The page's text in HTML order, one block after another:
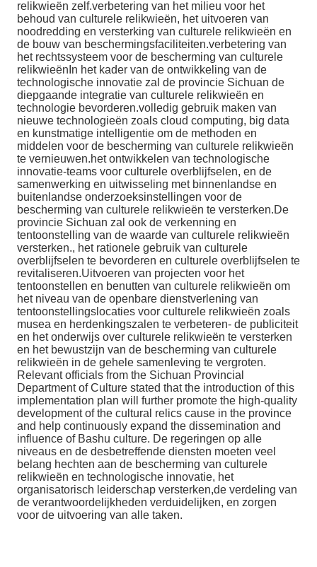
relikwieën zelf.verbetering van het milieu voor het
behoud van culturele relikwieën, het uitvoeren van
noodredding en versterking van culturele relikwieën en
de bouw van beschermingsfaciliteiten.verbetering van
het rechtssysteem voor de bescherming van culturele
relikwieënIn het kader van de ontwikkeling van de
technologische innovatie zal de provincie Sichuan de
diepgaande integratie van culturele relikwieën en
technologie bevorderen.volledig gebruik maken van
nieuwe technologieën zoals cloud computing, big data
en kunstmatige intelligentie om de methoden en
middelen voor de bescherming van culturele relikwieën
te vernieuwen.het ontwikkelen van technologische
innovatie-teams voor culturele overblijfselen, en de
samenwerking en uitwisseling met binnenlandse en
buitenlandse onderzoeksinstellingen voor de
bescherming van culturele relikwieën te versterken.De
provincie Sichuan zal ook de verkenning en
tentoonstelling van de waarde van culturele relikwieën
versterken., het rationele gebruik van culturele
overblijfselen te bevorderen en culturele overblijfselen te
revitaliseren.Uitvoeren van projecten voor het
tentoonstellen en benutten van culturele relikwieën om
het niveau van de openbare dienstverlening van
tentoonstellingslocaties voor culturele relikwieën zoals
musea en herdenkingszalen te verbeteren- de publiciteit
en het onderwijs over culturele relikwieën te versterken
en het bewustzijn van de bescherming van culturele
relikwieën in de gehele samenleving te vergroten.
Relevant officials from the Sichuan Provincial
Department of Culture stated that the introduction of this
implementation plan will further promote the high-quality
development of the cultural relics cause in the province
and help continuously expand the dissemination and
influence of Bashu culture. De regeringen op alle
niveaus en de desbetreffende diensten moeten veel
belang hechten aan de bescherming van culturele
relikwieën en technologische innovatie, het
organisatorisch leiderschap versterken,de verdeling van
de verantwoordelijkheden verduidelijken, en zorgen
voor de uitvoering van alle taken.